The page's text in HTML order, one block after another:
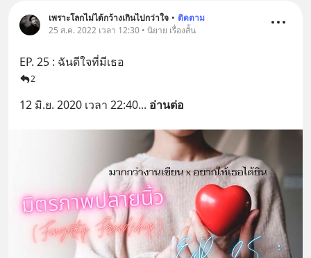
เพราะโลกไม่ได้กว้างเกินไปกว่าใจ • ติดตาม
25 ส.ค. 2022 เวลา 12:30 • นิยาย เรื่องสั้น
EP. 25 : ฉันดีใจที่มีเธอ
2
12 มิ.ย. 2020 เวลา 22:40... อ่านต่อ